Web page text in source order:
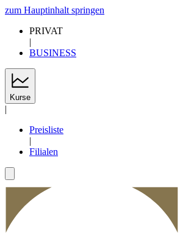
zum Hauptinhalt springen
PRIVAT
|
BUSINESS
Kurse
|
Preisliste
|
Filialen